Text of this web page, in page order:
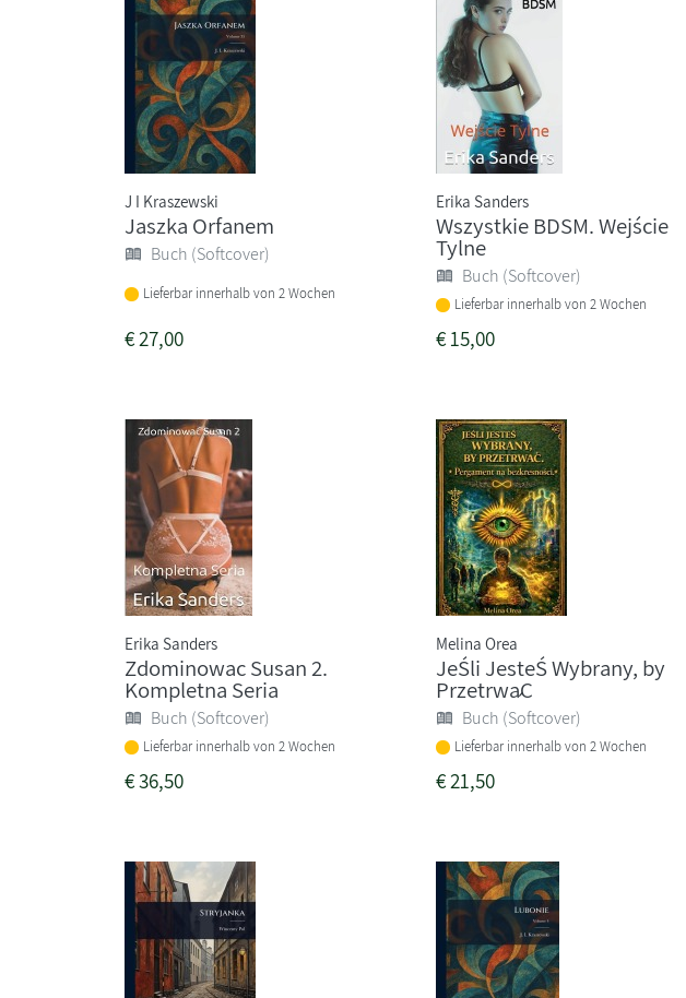
J I Kraszewski
Jaszka Orfanem
Buch (Softcover)
Lieferbar innerhalb von 2 Wochen
€27,00
Erika Sanders
Wszystkie BDSM. Wejście
Tylne
Buch (Softcover)
Lieferbar innerhalb von 2 Wochen
€15,00
Erika Sanders
Zdominowac Susan 2.
Kompletna Seria
Buch (Softcover)
Lieferbar innerhalb von 2 Wochen
€36,50
Melina Orea
JeŚli JesteŚ Wybrany, by
PrzetrwaĆ
Buch (Softcover)
Lieferbar innerhalb von 2 Wochen
€21,50